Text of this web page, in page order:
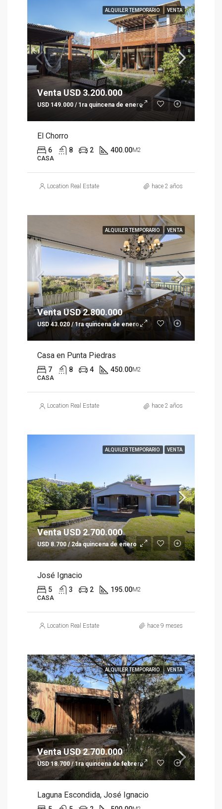
ALQUILER TEMPORARIO VENTA
Venta USD 3.200.000
USD 149.000 / 1ra quincena de enero
El Chorro
6 8 2 400.00M2
CASA
Location Real Estate hace 2 años
ALQUILER TEMPORARIO VENTA
Venta USD 2.800.000
USD 43.020 / 1ra quincena de enero
Casa en Punta Piedras
7 8 4 450.00M2
CASA
Location Real Estate hace 2 años
ALQUILER TEMPORARIO VENTA
Venta USD 2.700.000
USD 8.700 / 2da quincena de enero
José Ignacio
5 3 2 195.00M2
CASA
Location Real Estate hace 9 meses
ALQUILER TEMPORARIO VENTA
Venta USD 2.700.000
USD 18.700 / 1ra quincena de febrero
Laguna Escondida, José Ignacio